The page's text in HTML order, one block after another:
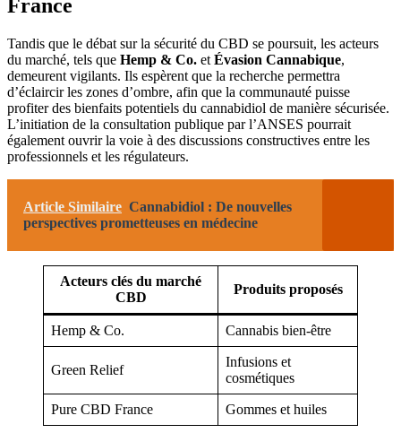
France
Tandis que le débat sur la sécurité du CBD se poursuit, les acteurs
du marché, tels que Hemp & Co. et Évasion Cannabique,
demeurent vigilants. Ils espèrent que la recherche permettra
d’éclaircir les zones d’ombre, afin que la communauté puisse
profiter des bienfaits potentiels du cannabidiol de manière sécurisée.
L’initiation de la consultation publique par l’ANSES pourrait
également ouvrir la voie à des discussions constructives entre les
professionnels et les régulateurs.
Article Similaire Cannabidiol : De nouvelles
perspectives prometteuses en médecine
Acteurs clés du marché
CBD
Produits proposés
Hemp & Co. Cannabis bien-être
Green Relief
Infusions et
cosmétiques
Pure CBD France Gommes et huiles